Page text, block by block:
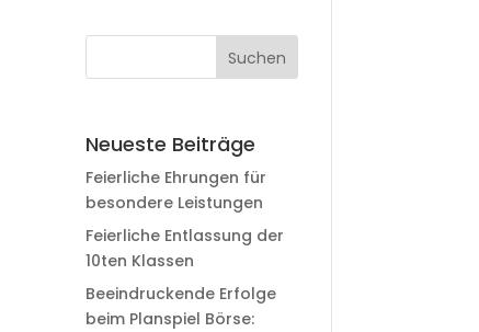
Neueste Beiträge
Feierliche Ehrungen für
besondere Leistungen
Feierliche Entlassung der
10ten Klassen
Beeindruckende Erfolge
beim Planspiel Börse: